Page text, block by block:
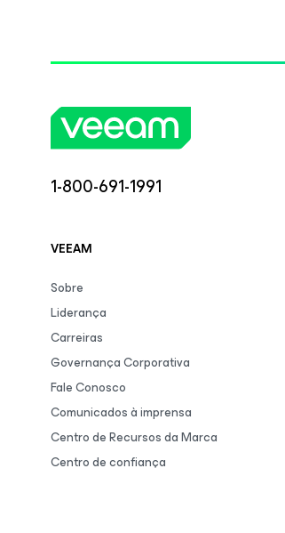
1-800-691-1991
VEEAM
Sobre
Liderança
Carreiras
Governança Corporativa
Fale Conosco
Comunicados à imprensa
Centro de Recursos da Marca
Centro de confiança